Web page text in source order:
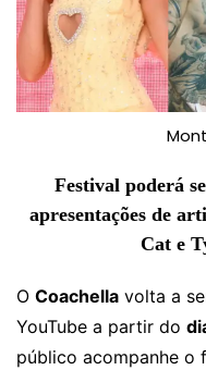
Festival poderá
apresentações de
Cat e
O Coachella volta a
YouTube a partir do
público acompanhe o